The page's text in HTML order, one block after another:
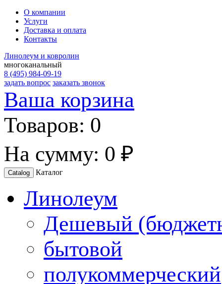
О компании
Услуги
Доставка и оплата
Контакты
Линолеум и ковролин
многоканальный
8 (495) 984-09-19
задать вопрос заказать звонок
Ваша корзина
Товаров: 0
На сумму: 0 ₽
Catalog Каталог
Линолеум
Дешевый
бытовой
полукоммерческий